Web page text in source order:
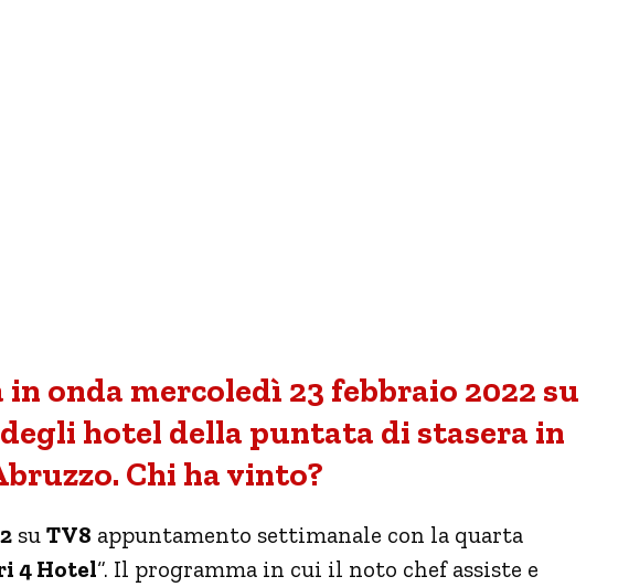
onda mercoledì 23 febbraio 2022 su
hotel della puntata di stasera in
Chi ha vinto?
su TV8 appuntamento settimanale con la quarta
4 Hotel“. Il programma in cui il noto chef assiste e